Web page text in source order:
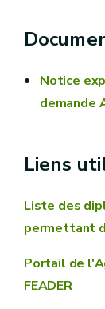
secteur
Arrêté
Notice
demande
Liens
Liste des
permettant
Portail de
FEADER